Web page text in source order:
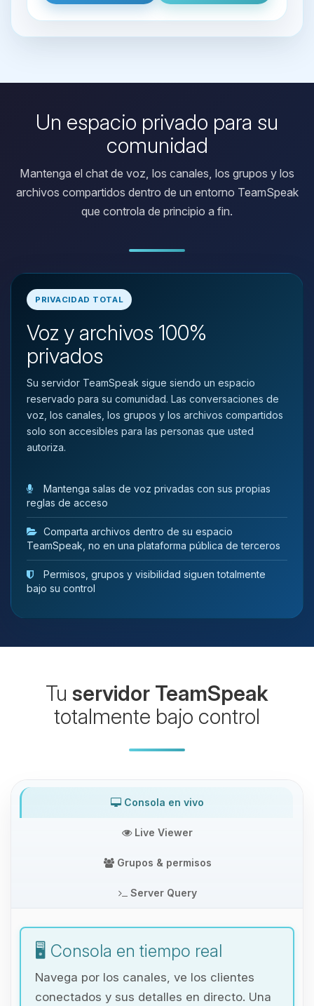
Un espacio privado para su
comunidad
Mantenga el chat de voz, los canales, los grupos y los
archivos compartidos dentro de un entorno TeamSpeak
que controla de principio a fin.
PRIVACIDAD TOTAL
Voz y archivos 100%
privados
Su servidor TeamSpeak sigue siendo un espacio
reservado para su comunidad. Las conversaciones de
voz, los canales, los grupos y los archivos compartidos
solo son accesibles para las personas que usted
autoriza.
Mantenga salas de voz privadas con sus propias
reglas de acceso
Comparta archivos dentro de su espacio
TeamSpeak, no en una plataforma pública de terceros
Permisos, grupos y visibilidad siguen totalmente
bajo su control
Tu servidor TeamSpeak
totalmente bajo control
Consola en vivo
Live Viewer
Grupos & permisos
Server Query
🖥️ Consola en tiempo real
Navega por los canales, ve los clientes
conectados y sus detalles en directo. Una
Yupi, por fin alguien con quien
hablar! Soy Choupy, tu pequeno
asistente de BoxToPlay. Cuentame
que necesitas y moveré mis
pequenos circuitos para ayudarte.
06/08/2026 05:57